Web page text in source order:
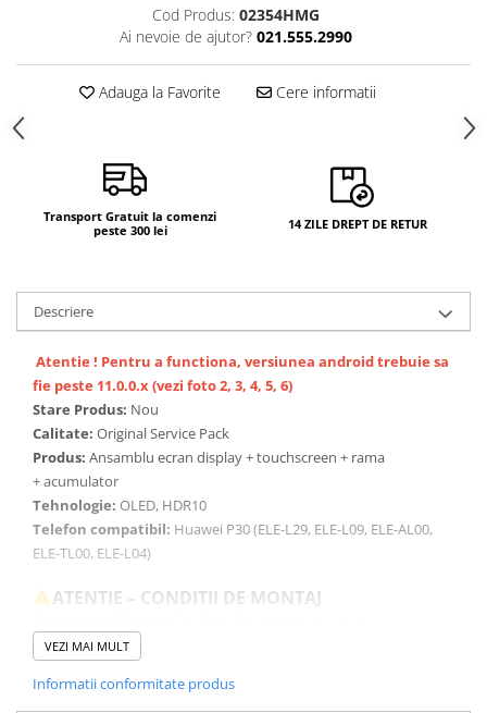
Suruburi si adezivi
Touchscreen
Piese din dezmembrari (SWAP)
Scule Service GSM
Cod Produs: 02354HMG
Ai nevoie de ajutor? 021.555.2990
Adauga la Favorite Cere informatii
Transport Gratuit la comenzi
peste 300 lei
14 ZILE DREPT DE RETUR
Descriere
Atentie ! Pentru a functiona, versiunea android trebuie sa
fie peste 11.0.0.x(vezi foto 2, 3, 4, 5, 6)
Stare Produs: Nou
Calitate: Original Service Pack
Produs: Ansamblu ecran display + touchscreen + rama
+ acumulator
Tehnologie: OLED, HDR10
Telefon compatibil: Huawei P30 (ELE-L29, ELE-L09, ELE-AL00,
ELE-TL00, ELE-L04)
ATENTIE – CONDITII DE MONTAJ
deconectarea oricarei componente.
Testati produsul inainte de montajul final, fara a indeparta foliile
de protectie, sigiliile sau etichetele.
VEZI MAI MULT
Informatii conformitate produs